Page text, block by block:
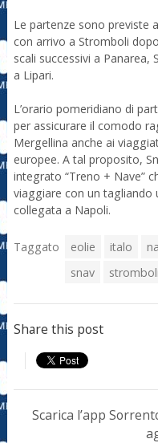
Le partenze sono previste
con arrivo a Stromboli
scali successivi a Panarea,
a Lipari.
L’orario pomeridiano di
per assicurare il comodo
Mergellina anche ai
europee. A tal proposito,
integrato “Treno + Nave”
viaggiare con un tagliando
collegata a Napoli.
Taggato eolie italo
snav
stromboli
Share this post
Scarica l’app